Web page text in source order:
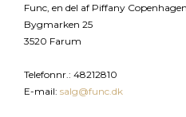
Func, en del af Piffany Copenhagen
Bygmarken 25
3520 Farum
Telefonnr. : 48212810
E-mail: salg@func.dk